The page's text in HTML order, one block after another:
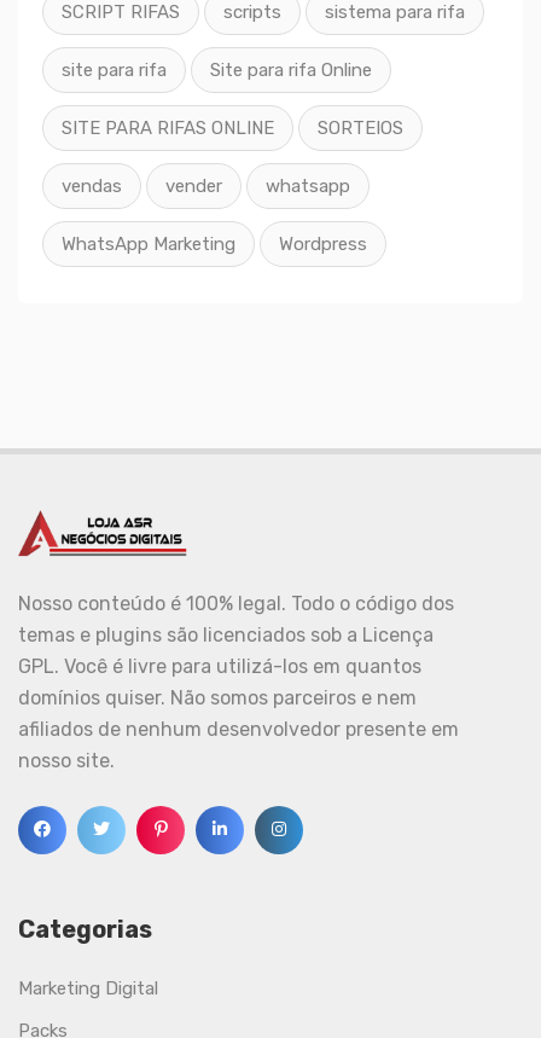
SCRIPT RIFAS scripts sistema para rifa
site para rifa Site para rifa Online
SITE PARA RIFAS ONLINE SORTEIOS
vendas vender whatsapp
WhatsApp Marketing Wordpress
Nosso conteúdo é 100% legal. Todo o código dos
temas e plugins são licenciados sob a Licença
GPL. Você é livre para utilizá-los em quantos
domínios quiser. Não somos parceiros e nem
afiliados de nenhum desenvolvedor presente em
nosso site.
Categorias
Marketing Digital
Packs